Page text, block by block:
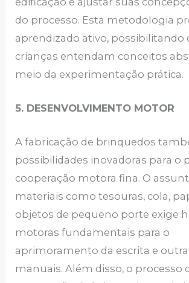
do processo. Esta metodologia
aprendizado ativo, possibilitando
crianças entendam conceitos
meio da experimentação prática.
5. DESENVOLVIMENTO MOTOR
A fabricação de brinquedos
possibilidades inovadoras para o
cooperação motora fina. O
materiais como tesouras, cola,
objetos de pequeno porte exige
motoras fundamentais para o
aprimoramento da escrita e
manuais. Além disso, o processo